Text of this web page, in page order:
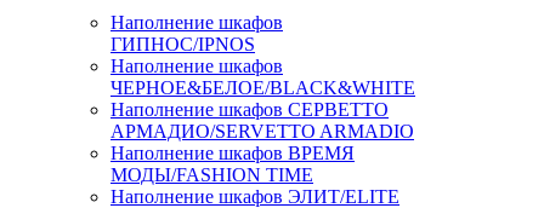
Наполнение шкафов
ГИПНОС/IPNOS
Наполнение шкафов
ЧЕРНОЕ&БЕЛОЕ/BLACK&WHITE
Наполнение шкафов СЕРВЕТТО
АРМАДИО/SERVETTO ARMADIO
Наполнение шкафов ВРЕМЯ
МОДЫ/FASHION TIME
Наполнение шкафов ЭЛИТ/ELITE